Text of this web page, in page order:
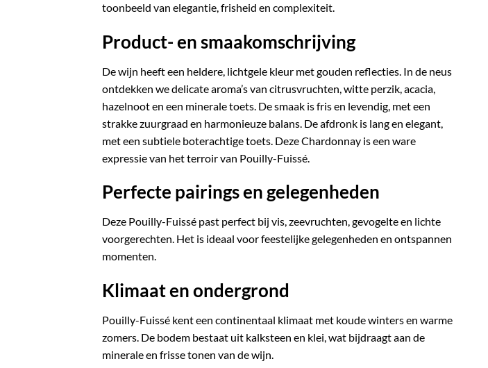
toonbeeld van elegantie, frisheid en complexiteit.
Product- en smaakomschrijving
De wijn heeft een heldere, lichtgele kleur met gouden reflecties. In de neus
ontdekken we delicate aroma’s van citrusvruchten, witte perzik, acacia,
hazelnoot en een minerale toets. De smaak is fris en levendig, met een
strakke zuurgraad en harmonieuze balans. De afdronk is lang en elegant,
met een subtiele boterachtige toets. Deze Chardonnay is een ware
expressie van het terroir van Pouilly-Fuissé.
Perfecte pairings en gelegenheden
Deze Pouilly-Fuissé past perfect bij vis, zeevruchten, gevogelte en lichte
voorgerechten. Het is ideaal voor feestelijke gelegenheden en ontspannen
momenten.
Klimaat en ondergrond
Pouilly-Fuissé kent een continentaal klimaat met koude winters en warme
zomers. De bodem bestaat uit kalksteen en klei, wat bijdraagt aan de
minerale en frisse tonen van de wijn.